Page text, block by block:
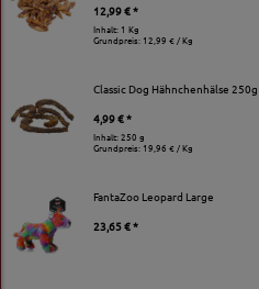
12,99 € *
Inhalt: 1 Kg
Grundpreis: 12,99 € / Kg
Classic Dog Hähnchenhälse 250g
4,99 € *
Inhalt: 250 g
Grundpreis:19,96 € / Kg
FantaZoo Leopard Large
23,65 € *